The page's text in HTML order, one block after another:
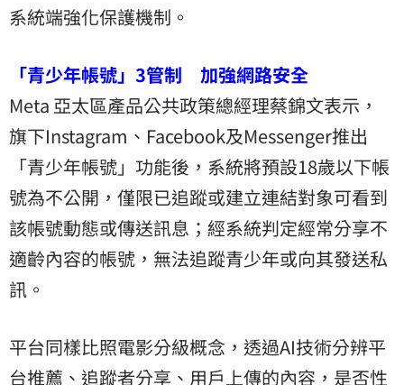
系統端強化保護機制。
「青少年帳號」3管制 加強網路安全
Meta 亞太區產品公共政策總經理蔡錦文表示，
旗下Instagram、Facebook及Messenger推出
「青少年帳號」功能後，系統將預設18歲以下帳
號為不公開，僅限已追蹤或建立連結對象可看到
該帳號動態或傳送訊息；經系統判定經常分享不
適齡內容的帳號，無法追蹤青少年或向其發送私
訊。
平台同樣比照電影分級概念，透過AI技術分辨平
台推薦、追蹤者分享、用戶上傳的內容，是否性